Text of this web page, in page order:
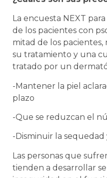
La encuesta NEXT
de los pacientes con
mitad de los pacientes,
su tratamiento y una
tratado por un
-Mantener la piel
plazo
-Que se reduzcan el
-Disminuir la
Las personas que
tienden a desarrollar